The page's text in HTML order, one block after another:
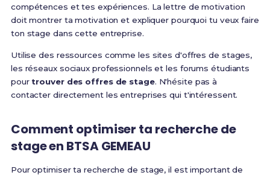
compétences et tes expériences. La lettre de motivation
doit montrer ta motivation et expliquer pourquoi tu veux faire
ton stage dans cette entreprise.
Utilise des ressources comme les sites d'offres de stages,
les réseaux sociaux professionnels et les forums étudiants
pourtrouver des offres de stage. N'hésite pas à
contacter directement les entreprises qui t'intéressent.
Comment optimiser ta recherche de
stage en BTSA GEMEAU
Pour optimiser ta recherche de stage, il est important de